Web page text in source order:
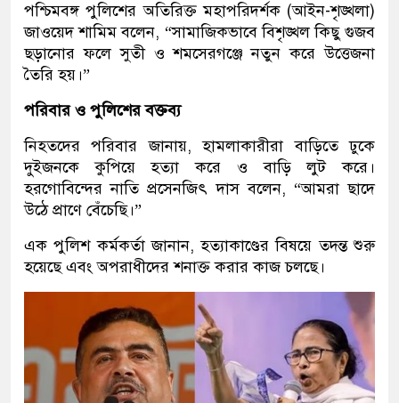
পশ্চিমবঙ্গ পুলিশের অতিরিক্ত মহাপরিদর্শক (আইন-শৃঙ্খলা)
জাওয়েদ শামিম বলেন, “সামাজিকভাবে বিশৃঙ্খল কিছু গুজব
ছড়ানোর ফলে সুতী ও শমসেরগঞ্জে নতুন করে উত্তেজনা
তৈরি হয়।”
পরিবার ও পুলিশের বক্তব্য
নিহতদের পরিবার জানায়, হামলাকারীরা বাড়িতে ঢুকে
দুইজনকে কুপিয়ে হত্যা করে ও বাড়ি লুট করে।
হরগোবিন্দের নাতি প্রসেনজিৎ দাস বলেন, “আমরা ছাদে
উঠে প্রাণে বেঁচেছি।”
এক পুলিশ কর্মকর্তা জানান, হত্যাকাণ্ডের বিষয়ে তদন্ত শুরু
হয়েছে এবং অপরাধীদের শনাক্ত করার কাজ চলছে।